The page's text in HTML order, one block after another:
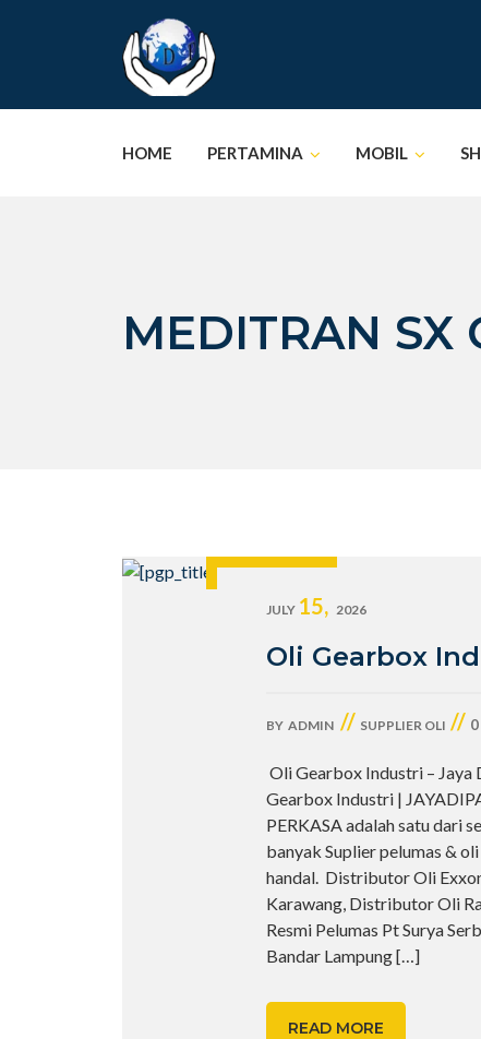
HOME PERTAMINA MOBIL
MEDITRAN SX
JULY 15, 2026
Oli Gearbox
BY ADMIN // SUPPLIER OLI // 0
Oli Gearbox Industri – Jaya
Gearbox Industri |
PERKASA adalah satu dari
banyak Suplier pelumas &
handal. Distributor Oli
Karawang, Distributor Oli
Resmi Pelumas Pt Surya
Bandar Lampung[…]
READ MORE